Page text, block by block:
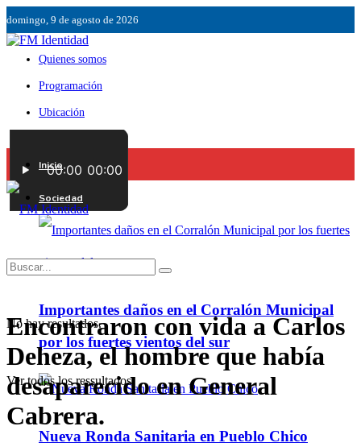
domingo, 9 de agosto de 2026
Quienes somos
Programación
Ubicación
Contáctenos
Inicio
Sociedad
Importantes daños en el Corralón Municipal
por los fuertes vientos del sur
Nueva Ronda Sanitaria en Pueblo Chico
No hay resultados.
Ver todos los ressultados
Encontraron con vida a Carlos
Deheza, el hombre que había
desaparecido en General
Cabrera.